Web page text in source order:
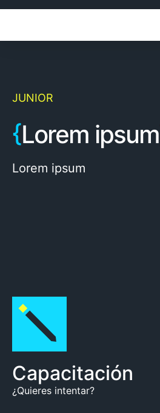
JUNIOR
{Lorem ipsum
Lorem ipsum
Capacitación
¿Quieres intentar?